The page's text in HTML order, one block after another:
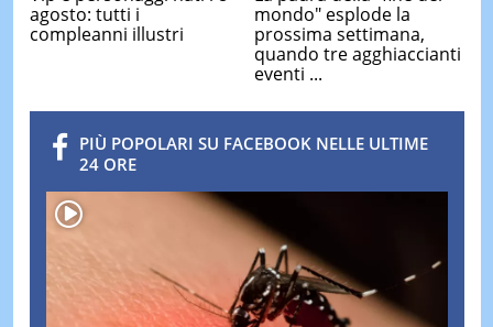
agosto: tutti i
compleanni illustri
mondo" esplode la
prossima settimana,
quando tre agghiaccianti
eventi ...
PIÙ POPOLARI SU FACEBOOK NELLE ULTIME
24 ORE